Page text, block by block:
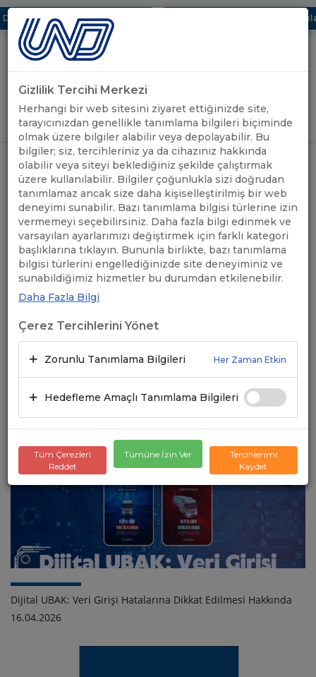
UBAK Bölümü Hakkında UND, Yunanistan Vize
Uluslararası Nakliyeciler Derneği
GİRİŞ YAP
ANASAYFA / DİJİTAL UBAK "EDI" SİSTEMİ
Filtrele
UBAK İzin Belgesi API Entegrasyon Kılavuzu Hakkında
05.06.2026
Dijital UBAK: Veri Girişi Hatalarına Dikkat Edilmesi Hakkında
16.04.2026
Gizlilik Tercihi Merkezi
Herhangi bir web sitesini ziyaret ettiğinizde site,
tarayıcınızdan genellikle tanımlama bilgileri biçiminde
olmak üzere bilgiler alabilir veya depolayabilir. Bu
bilgiler; siz, tercihleriniz ya da cihazınız hakkında
olabilir veya siteyi beklediğiniz şekilde çalıştırmak
üzere kullanılabilir. Bilgiler çoğunlukla sizi doğrudan
tanımlamaz ancak size daha kişiselleştirilmiş bir web
deneyimi sunabilir. Bazı tanımlama bilgisi türlerine izin
vermemeyi seçebilirsiniz. Daha fazla bilgi edinmek ve
varsayılan ayarlarımızı değiştirmek için farklı kategori
başlıklarına tıklayın. Bununla birlikte, bazı tanımlama
bilgisi türlerini engellediğinizde site deneyiminiz ve
sunabildiğimiz hizmetler bu durumdan etkilenebilir.
Daha Fazla Bilgi
Çerez Tercihlerini Yönet
Zorunlu Tanımlama Bilgileri Her Zaman Etkin
Hedefleme Amaçlı Tanımlama Bilgileri
Tüm Çerezleri
Reddet
Tümüne İzin Ver
Tercihlerimi
Kaydet